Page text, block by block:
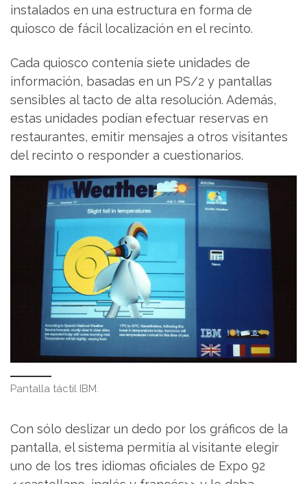
instalados en una estructura en forma de
quiosco de fácil localización en el recinto.
Cada quiosco contenía siete unidades de
información, basadas en un PS/2 y pantallas
sensibles al tacto de alta resolución. Además,
estas unidades podían efectuar reservas en
restaurantes, emitir mensajes a otros visitantes
del recinto o responder a cuestionarios.
Pantalla táctil IBM.
Con sólo deslizar un dedo por los gráficos de la
pantalla, el sistema permitía al visitante elegir
uno de los tres idiomas oficiales de Expo 92